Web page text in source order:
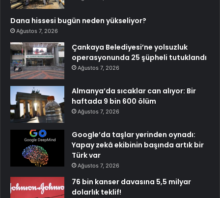
Dana hissesi bugün neden yükseliyor?
Ağustos 7, 2026
Çankaya Belediyesi’ne yolsuzluk
operasyonunda 25 şüpheli tutuklandı
Ağustos 7, 2026
Almanya’da sıcaklar can alıyor: Bir
haftada 9 bin 600 ölüm
Ağustos 7, 2026
Google’da taşlar yerinden oynadı:
Yapay zekâ ekibinin başında artık bir
Türk var
Ağustos 7, 2026
76 bin kanser davasına 5,5 milyar
dolarlık teklif!